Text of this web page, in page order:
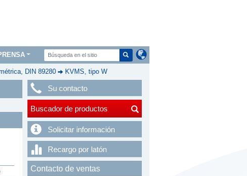
DIN 89280 KVMS, tipo W
Su contacto
Buscador de productos
Solicitar información
Recargo por latón
Contacto de ventas